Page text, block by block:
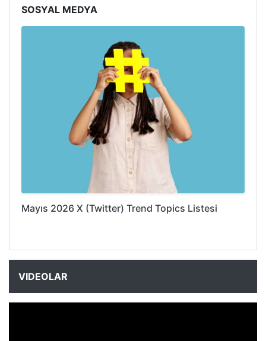
SOSYAL MEDYA
Mayıs 2026 X (Twitter) Trend Topics Listesi
VIDEOLAR